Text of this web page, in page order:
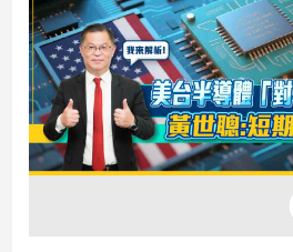
市
房
地
產
品